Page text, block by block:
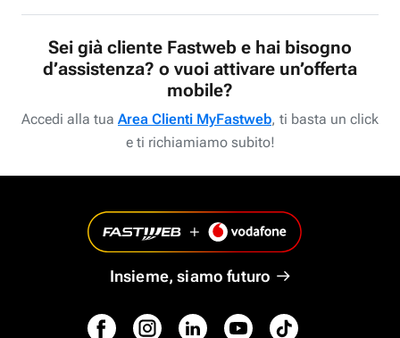
Sei già cliente Fastweb e hai bisogno
d’assistenza? o vuoi attivare un’offerta
mobile?
Accedi alla tua Area Clienti MyFastweb, ti basta un click
e ti richiamiamo subito!
Insieme, siamo futuro